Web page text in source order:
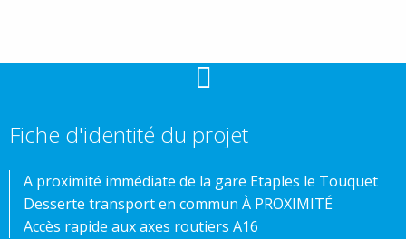
Fiche d'identité du projet
A proximité immédiate de la gare Etaples le Touquet
Desserte transport en commun À PROXIMITÉ
Accès rapide aux axes routiers A16